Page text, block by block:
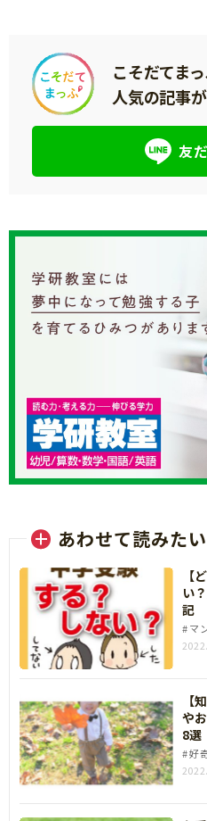
こそだてま
人気の記事
友
あわせて読みたい
【
い
記
マ
【
や
8選
好